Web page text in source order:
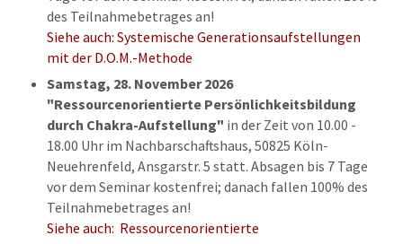
des Teilnahmebetrages an!
Siehe auch: Systemische Generationsaufstellungen
mit der D.O.M.-Methode
Samstag, 28. November 2026
"Ressourcenorientierte Persönlichkeitsbildung
durch Chakra-Aufstellung" in der Zeit von 10.00 -
18.00 Uhr im Nachbarschaftshaus, 50825 Köln-
Neuehrenfeld, Ansgarstr. 5 statt. Absagen bis 7 Tage
vor dem Seminar kostenfrei; danach fallen 100% des
Teilnahmebetrages an!
Siehe auch: Ressourcenorientierte